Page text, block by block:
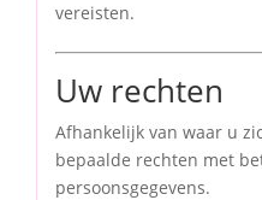
vereisten.
Uw rechten
Afhankelijk van waar u
bepaalde rechten met
persoonsgegevens.